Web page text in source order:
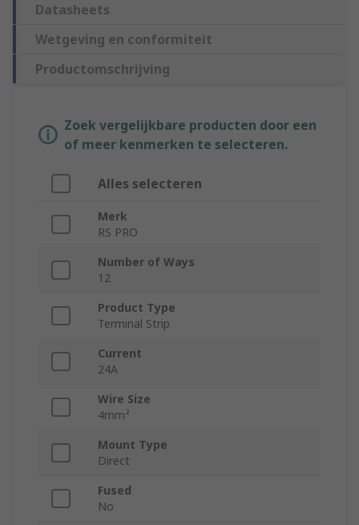
Datasheets
Wetgeving en conformiteit
Productomschrijving
Zoek vergelijkbare producten door een
of meer kenmerken te selecteren.
Alles selecteren
Merk
RS PRO
Number of Ways
12
Product Type
Terminal Strip
Current
24A
Wire Size
4mm²
Mount Type
Direct
Fused
No